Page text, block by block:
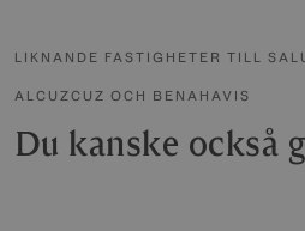
LIKNANDE FASTIGHETER TILL
ALCUZCUZ OCH BENAHAVIS
Du kanske också